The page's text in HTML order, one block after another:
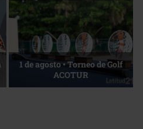
La esencia del servicio